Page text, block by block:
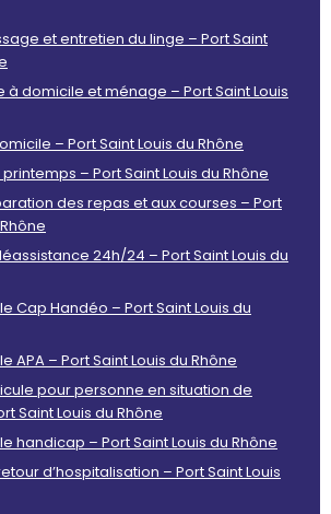
et entretien du linge – Port Saint
à domicile et ménage – Port Saint Louis
– Port Saint Louis du Rhône
– Port Saint Louis du Rhône
des repas et aux courses – Port
24h/24 – Port Saint Louis du
Cap Handéo – Port Saint Louis du
APA – Port Saint Louis du Rhône
pour personne en situation de
Saint Louis du Rhône
handicap – Port Saint Louis du Rhône
d’hospitalisation – Port Saint Louis